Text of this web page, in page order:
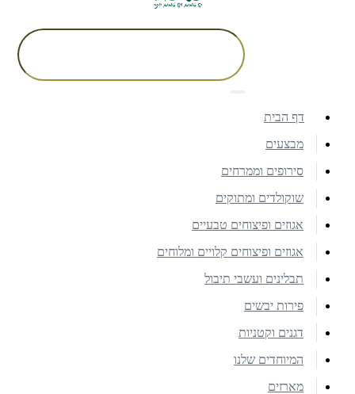
דף הבית
מבצעים
סירופים וממרחים
שוקולדים ומתוקים
אגוזים ופיצוחים טבעיים
אגוזים ופיצוחים קלויים ומלוחים
תבלינים ועשבי תיבול
פירות יבשים
דגנים וקטניות
המיוחדים שלנו
מארזים